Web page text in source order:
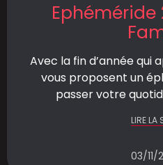
Ephéméride
Avec la fin d’année qui
vous proposent un
passer votre
LIRE LA
03/11/